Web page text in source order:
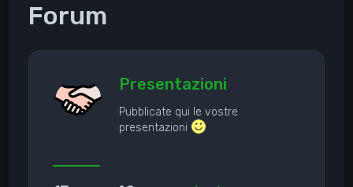
Forum
Presentazioni
Pubblicate qui le vostre
presentazioni